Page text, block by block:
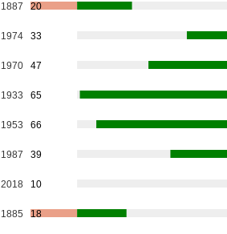
1887 20
1974 33
1970 47
1933 65
1953 66
1987 39
2018 10
1885 18